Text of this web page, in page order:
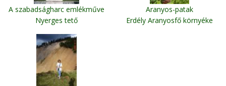
A szabadságharc emlékműve
Nyerges tető
Aranyos-patak
Erdély Aranyosfő környéke